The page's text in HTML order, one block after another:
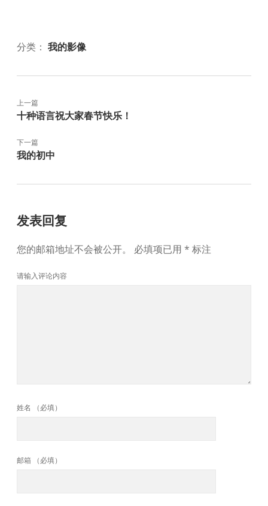
分类： 我的影像
上一篇
十种语言祝大家春节快乐！
下一篇
我的初中
发表回复
您的邮箱地址不会被公开。 必填项已用 * 标注
请输入评论内容
姓名 （必填）
邮箱 （必填）